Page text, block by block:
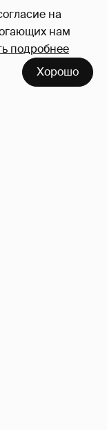
на
нам
подробнее
Хорошо
и